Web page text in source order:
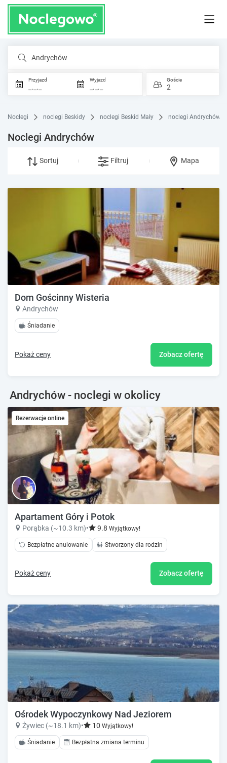
Andrychów
Przyjazd
_._._
Wyjazd
_._._
Goście
2
Noclegi noclegi Beskidy noclegi Beskid Mały noclegi Andrychów
Noclegi Andrychów
Sortuj Filtruj Mapa
Dom Gościnny Wisteria
Andrychów
Śniadanie
Pokaż ceny Zobacz ofertę
Andrychów - noclegi w okolicy
Rezerwacje online
Apartament Góry i Potok
Porąbka (~10.3 km)• 9.8 Wyjątkowy!
Bezpłatne anulowanie Stworzony dla rodzin
Pokaż ceny Zobacz ofertę
Ośrodek Wypoczynkowy Nad Jeziorem
Żywiec (~18.1 km)• 10 Wyjątkowy!
Śniadanie Bezpłatna zmiana terminu